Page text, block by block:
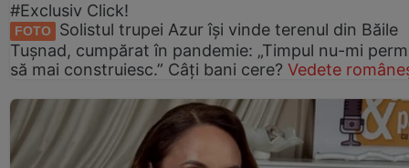
#Exclusiv Click!
FOTO
Solistul trupei Azur își vinde terenul din Băile
Tușnad, cumpărat în pandemie: „Timpul nu-mi
să mai construiesc.” Câți bani cere? Vedete